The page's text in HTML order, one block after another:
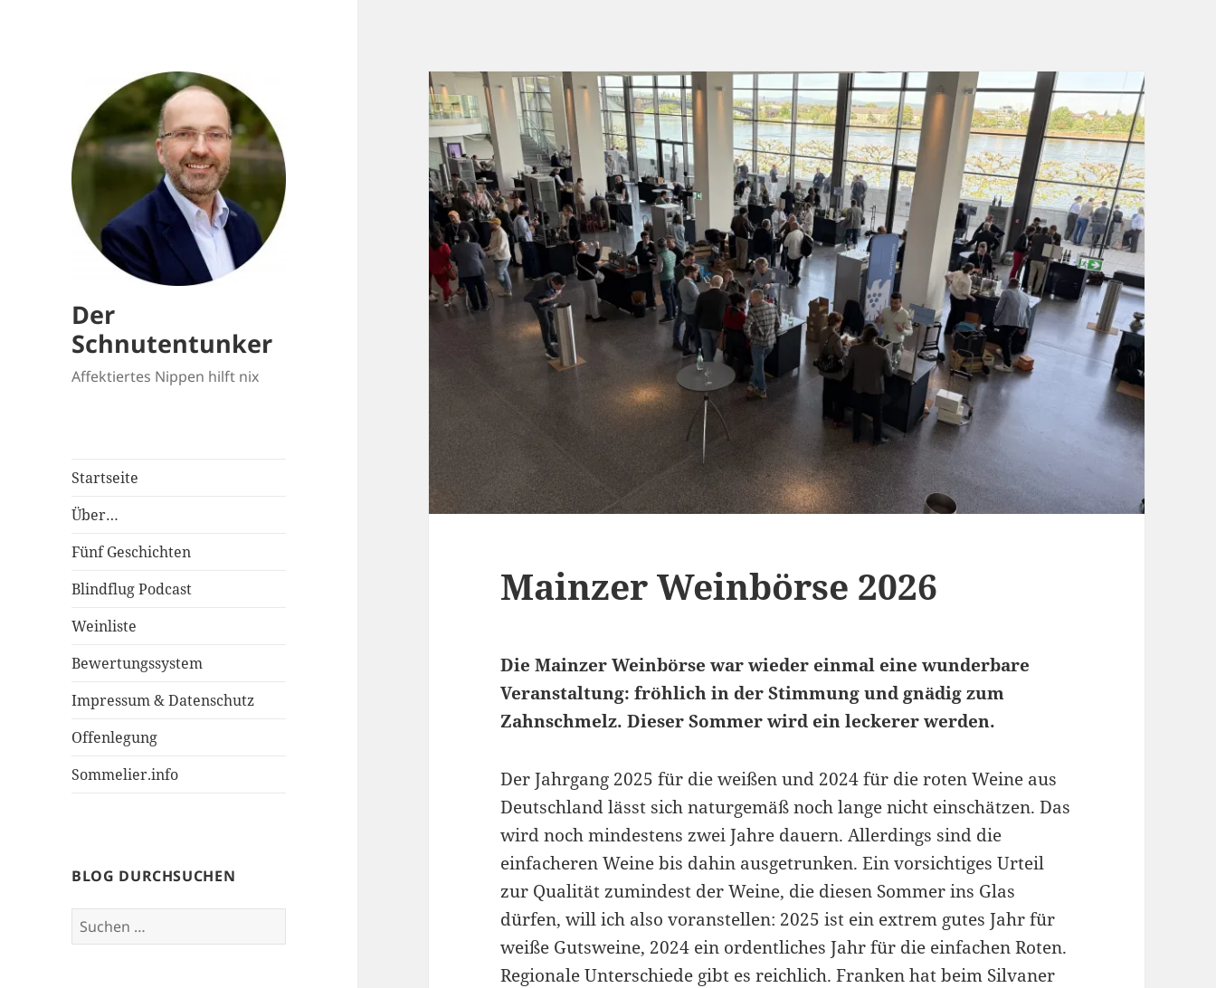
Der
Schnutentunker
Affektiertes Nippen hilft nix
Startseite
Über…
Fünf Geschichten
Blindflug Podcast
Weinliste
Bewertungssystem
Impressum & Datenschutz
Offenlegung
Sommelier.info
BLOG DURCHSUCHEN
Suchen
nach:
Mainzer Weinbörse 2026
Die Mainzer Weinbörse war wieder einmal eine wunderbare
Veranstaltung: fröhlich in der Stimmung und gnädig zum
Zahnschmelz. Dieser Sommer wird ein leckerer werden.
Der Jahrgang 2025 für die weißen und 2024 für die roten Weine aus
Deutschland lässt sich naturgemäß noch lange nicht einschätzen. Das
wird noch mindestens zwei Jahre dauern. Allerdings sind die
einfacheren Weine bis dahin ausgetrunken. Ein vorsichtiges Urteil
zur Qualität zumindest der Weine, die diesen Sommer ins Glas
dürfen, will ich also voranstellen: 2025 ist ein extrem gutes Jahr für
weiße Gutsweine, 2024 ein ordentliches Jahr für die einfachen Roten.
Regionale Unterschiede gibt es reichlich. Franken hat beim Silvaner